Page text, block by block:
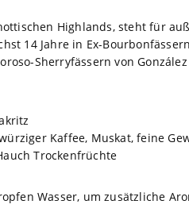
Highlands, steht für
14 Jahre in Ex-
Sherryfässern von
Kaffee, Muskat, feine
Trockenfrüchte
Wasser, um zusätzliche